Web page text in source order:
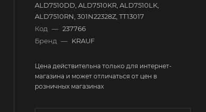
ALD7510DD, ALD7510KR, ALD7510LK,
ALD7510RN, 301N22328Z, TT13017
Код — 237766
Бренд — KRAUF
Цена действительна только для интернет-
магазина и может отличаться от цен в
розничных магазинах